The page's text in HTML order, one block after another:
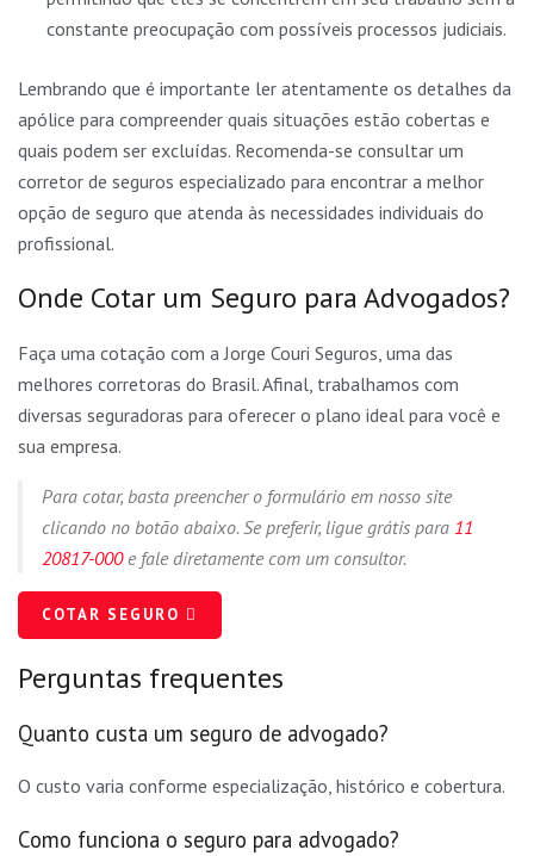
constante preocupação com possíveis processos judiciais.
Lembrando que é importante ler atentamente os detalhes da
apólice para compreender quais situações estão cobertas e
quais podem ser excluídas. Recomenda-se consultar um
corretor de seguros especializado para encontrar a melhor
opção de seguro que atenda às necessidades individuais do
profissional.
Onde Cotar um Seguro para Advogados?
Faça uma cotação com a Jorge Couri Seguros, uma das
melhores corretoras do Brasil. Afinal, trabalhamos com
diversas seguradoras para oferecer o plano ideal para você e
sua empresa.
Para cotar, basta preencher o formulário em nosso site
clicando no botão abaixo. Se preferir, ligue grátis para 11
20817-000e fale diretamente com um consultor.
COTAR SEGURO
Perguntas frequentes
Quanto custa um seguro de advogado?
O custo varia conforme especialização, histórico e cobertura.
Como funciona o seguro para advogado?